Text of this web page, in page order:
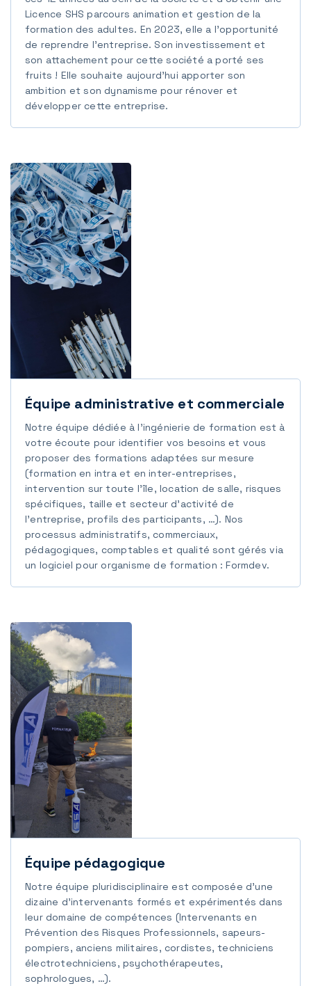
Licence SHS parcours animation et gestion de la
formation des adultes. En 2023, elle a l’opportunité
de reprendre l’entreprise. Son investissement et
son attachement pour cette société a porté ses
fruits ! Elle souhaite aujourd’hui apporter son
ambition et son dynamisme pour rénover et
développer cette entreprise.
Équipe administrative et commerciale
Notre équipe dédiée à l’ingénierie de formation est à
votre écoute pour identifier vos besoins et vous
proposer des formations adaptées sur mesure
(formation en intra et en inter-entreprises,
intervention sur toute l'île, location de salle, risques
spécifiques, taille et secteur d'activité de
l'entreprise, profils des participants, …). Nos
processus administratifs, commerciaux,
pédagogiques, comptables et qualité sont gérés via
un logiciel pour organisme de formation : Formdev.
Équipe pédagogique
Notre équipe pluridisciplinaire est composée d'une
dizaine d'intervenants formés et expérimentés dans
leur domaine de compétences (Intervenants en
Prévention des Risques Professionnels, sapeurs-
pompiers, anciens militaires, cordistes, techniciens
électrotechniciens, psychothérapeutes,
sophrologues, …).